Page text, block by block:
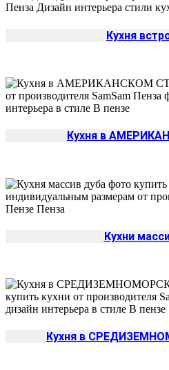
Кухня
Кухня в
Кухни
Кухня в